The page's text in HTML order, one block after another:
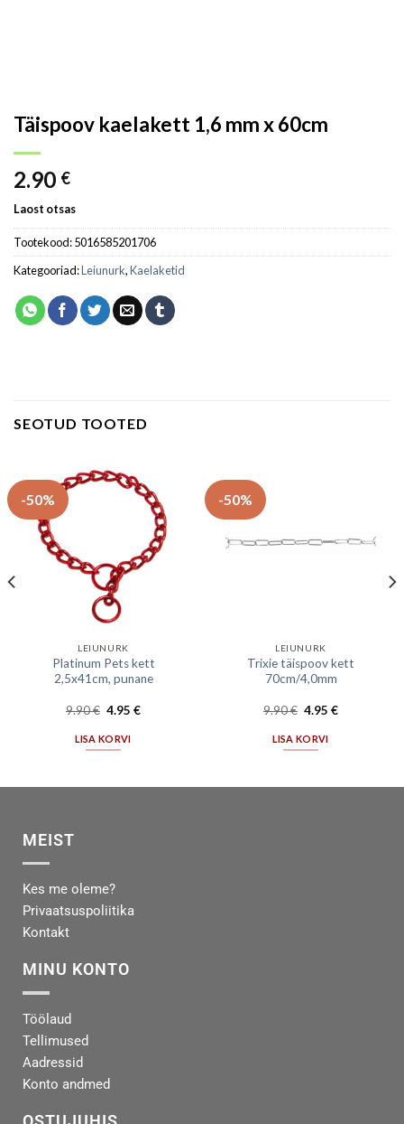
Täispoov kaelakett 1,6 mm x 60cm
2.90 €
Laost otsas
Tootekood:5016585201706
Kategooriad:Leiunurk,Kaelaketid
SEOTUD TOOTED
-50%
LEIUNURK
Platinum Pets kett
2,5x41cm, punane
9.90€ 4.95€
LISA KORVI
-50%
LEIUNURK
Trixie täispoov kett
70cm/4,0mm
9.90€ 4.95€
LISA KORVI
MEIST
Kes me oleme?
Privaatsuspoliitika
Kontakt
MINU KONTO
Töölaud
Tellimused
Aadressid
Konto andmed